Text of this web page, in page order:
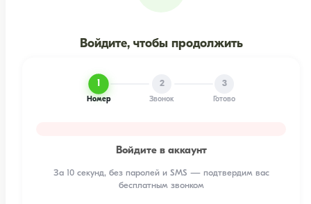
Войдите, чтобы продолжить
1
Номер
2
Звонок
3
Готово
Войдите в аккаунт
За 10 секунд, без паролей и SMS — подтвердим вас
бесплатным звонком